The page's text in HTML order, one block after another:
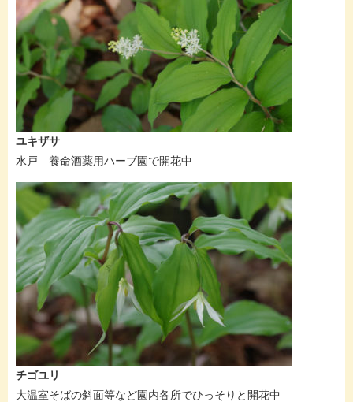
ユキザサ
水戸 養命酒薬用ハーブ園で開花中
チゴユリ
大温室そばの斜面等など園内各所でひっそりと開花中